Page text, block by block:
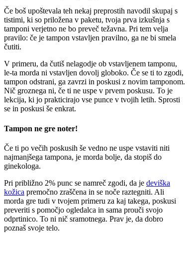
Če boš upoštevala teh nekaj preprostih navodil skupaj s
tistimi, ki so priložena v paketu, tvoja prva izkušnja s
tamponi verjetno ne bo preveč težavna. Pri tem velja
pravilo: če je tampon vstavljen pravilno, ga ne bi smela
čutiti.
V primeru, da čutiš nelagodje ob vstavljenem tamponu,
le-ta morda ni vstavljen dovolj globoko. Če se ti to zgodi,
tampon odstrani, ga zavrzi in poskusi z novim tamponom.
Nič groznega ni, če ti ne uspe v prvem poskusu. To je
lekcija, ki jo prakticirajo vse punce v tvojih letih. Sprosti
se in poskusi še enkrat.
Tampon ne gre noter!
Če ti po večih poskusih še vedno ne uspe vstaviti niti
najmanjšega tampona, je morda bolje, da stopiš do
ginekologa.
Pri približno 2% punc se namreč zgodi, da je deviška
kožica premočno zraščena in se noče raztegniti. Ali
morda gre tudi v tvojem primeru za kaj takega, poskusi
preveriti s pomočjo ogledalca in sama prouči svojo
odprtinico. To ni nič sramotnega. Prav je, da dobro
poznaš svoje telo.